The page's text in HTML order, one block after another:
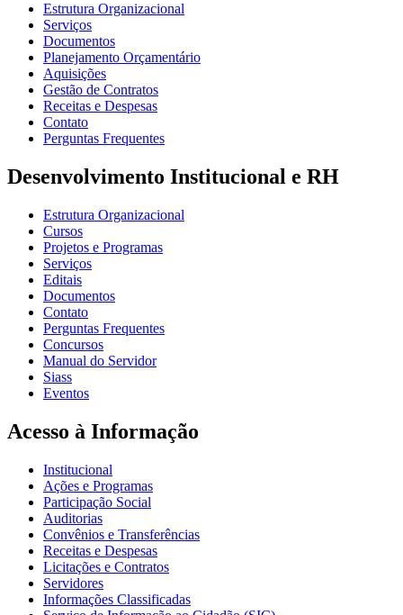
Estrutura Organizacional
Serviços
Documentos
Planejamento Orçamentário
Aquisições
Gestão de Contratos
Receitas e Despesas
Contato
Perguntas Frequentes
Desenvolvimento Institucional e RH
Estrutura Organizacional
Cursos
Projetos e Programas
Serviços
Editais
Documentos
Contato
Perguntas Frequentes
Concursos
Manual do Servidor
Siass
Eventos
Acesso à Informação
Institucional
Ações e Programas
Participação Social
Auditorias
Convênios e Transferências
Receitas e Despesas
Licitações e Contratos
Servidores
Informações Classificadas